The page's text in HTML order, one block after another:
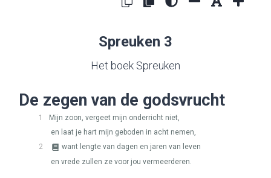
Spreuken 3
Het boek Spreuken
De zegen van de godsvrucht
1
Mijn zoon, vergeet mijn onderricht niet,
en laat je hart mijn geboden in acht nemen,
2
want lengte van dagen en jaren van leven
en vrede zullen ze voor jou vermeerderen.